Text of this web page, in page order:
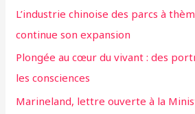
L’industrie chinoise des parcs à
continue son expansion
Plongée au cœur du vivant : des
les consciences
Marineland, lettre ouverte à la